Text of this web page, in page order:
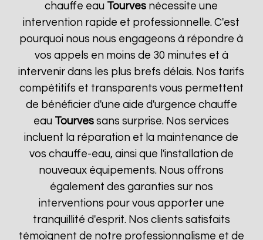
chauffe eau Tourves nécessite une
intervention rapide et professionnelle. C'est
pourquoi nous nous engageons à répondre à
vos appels en moins de 30 minutes et à
intervenir dans les plus brefs délais. Nos tarifs
compétitifs et transparents vous permettent
de bénéficier d'une aide d'urgence chauffe
eau Tourves sans surprise. Nos services
incluent la réparation et la maintenance de
vos chauffe-eau, ainsi que l'installation de
nouveaux équipements. Nous offrons
également des garanties sur nos
interventions pour vous apporter une
tranquillité d'esprit. Nos clients satisfaits
témoignent de notre professionnalisme et de